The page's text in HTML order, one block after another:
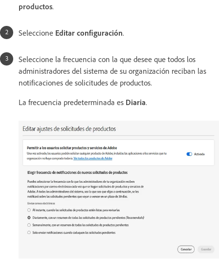
productos.
Seleccione Editar configuración.
Seleccione la frecuencia con la que desee que todos los
administradores del sistema de su organización reciban las
notificaciones de solicitudes de productos.
La frecuencia predeterminada es Diaria.